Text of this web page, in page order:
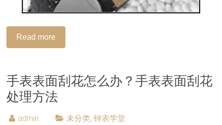
Read more
手表表面刮花怎么办？手表表面刮花
处理方法
admin 未分类,钟表学堂